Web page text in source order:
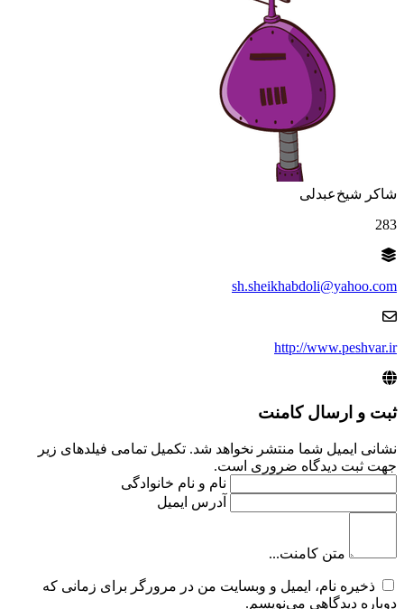
شاکر شیخ‌عبدلی
283
sh.sheikhabdoli@yahoo.com
http://www.peshvar.ir
ثبت و ارسال کامنت
نشانی ایمیل شما منتشر نخواهد شد. تکمیل تمامی فیلد‌های زیر
جهت ثبت دیدگاه ضروری است.
نام و نام خانوادگی
آدرس ایمیل
متن کامنت...
ذخیره نام، ایمیل و وبسایت من در مرورگر برای زمانی که
دوباره دیدگاهی می‌نویسم.